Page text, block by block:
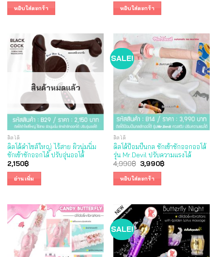
หยิบใส่ตะกร้า was:
950฿.850฿.
หยิบใส่ตะกร้า
สินค้าหมดแล้ว
ดิลโด้
ดิลโด้ดำไซส์ใหญ่ ไร้สาย ผิวนุ่มนิ่ม
ชักเข้าชักออกได้ ปรับอุ่นออโต้
2,150฿
อ่านเพิ่ม
SALE!
ดิลโด้
ดิลโด้ป้อมปืนกล ชักเข้าชักออกออโต้
รุ่น Mr.Devil ปรับความแรงได้
4,990฿ Original
price
was:
4,990฿.
3,990฿Current
หยิบใส่ตะกร้า
SALE!